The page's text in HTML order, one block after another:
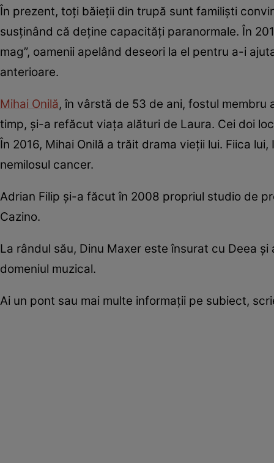
În prezent, toți băieții din trupă sunt familiști
susținând că deține capacități paranormale. În
mag”, oamenii apelând deseori la el pentru a-i
anterioare.
Mihai Onilă, în vârstă de 53 de ani, fostul
timp, și-a refăcut viața alături de Laura. Cei doi
În 2016, Mihai Onilă a trăit drama vieții lui. Fiica
nemilosul cancer.
Adrian Filip și-a făcut în 2008 propriul studio de
Cazino.
La rândul său, Dinu Maxer este însurat cu Deea
domeniul muzical.
Ai un pont sau mai multe informații pe subiect,